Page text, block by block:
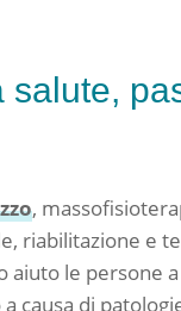
salute,
,
riabilitazione e
aiuto le persone
causa di